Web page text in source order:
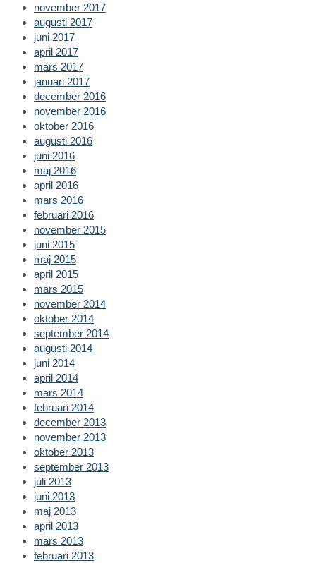
november 2017
augusti 2017
juni 2017
april 2017
mars 2017
januari 2017
december 2016
november 2016
oktober 2016
augusti 2016
juni 2016
maj 2016
april 2016
mars 2016
februari 2016
november 2015
juni 2015
maj 2015
april 2015
mars 2015
november 2014
oktober 2014
september 2014
augusti 2014
juni 2014
april 2014
mars 2014
februari 2014
december 2013
november 2013
oktober 2013
september 2013
juli 2013
juni 2013
maj 2013
april 2013
mars 2013
februari 2013